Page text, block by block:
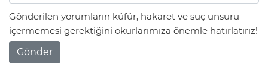
Gönderilen yorumların küfür, hakaret ve suç unsuru
içermemesi gerektiğini okurlarımıza önemle hatırlatırız!
Gönder